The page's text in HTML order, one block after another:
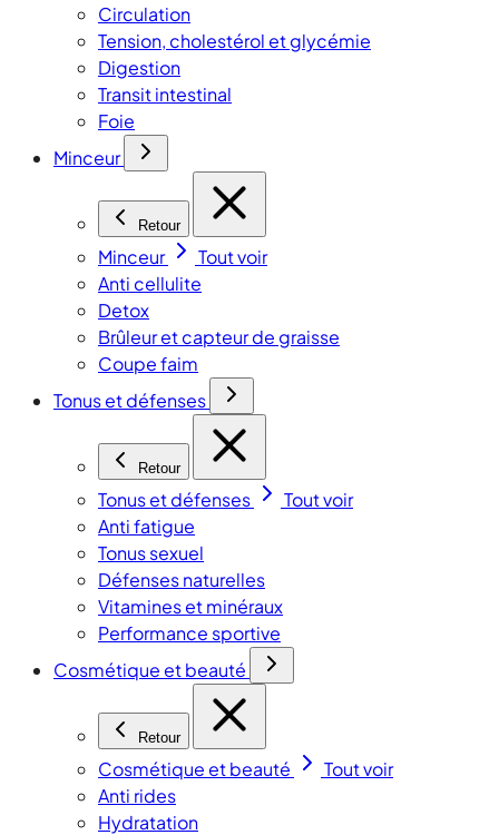
Circulation
Tension, cholestérol et glycémie
Digestion
Transit intestinal
Foie
Minceur
Retour
Minceur
Tout voir
Anti cellulite
Detox
Brûleur et capteur de graisse
Coupe faim
Tonus et défenses
Retour
Tonus et défenses
Tout voir
Anti fatigue
Tonus sexuel
Défenses naturelles
Vitamines et minéraux
Performance sportive
Cosmétique et beauté
Retour
Cosmétique et beauté
Tout voir
Anti rides
Hydratation